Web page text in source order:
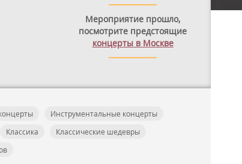
Мероприятие прошло,
посмотрите предстоящие
концерты в Москве
Инструментальные концерты
Классика
Классические шедевры